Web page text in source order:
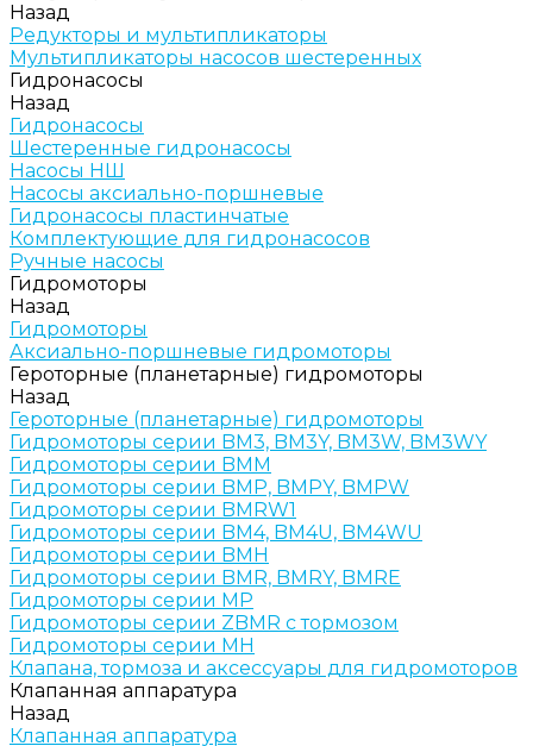
Назад
Редукторы и мультипликаторы
Мультипликаторы насосов шестеренных
Гидронасосы
Назад
Гидронасосы
Шестеренные гидронасосы
Насосы НШ
Насосы аксиально-поршневые
Гидронасосы пластинчатые
Комплектующие для гидронасосов
Ручные насосы
Гидромоторы
Назад
Гидромоторы
Аксиально-поршневые гидромоторы
Героторные (планетарные) гидромоторы
Назад
Героторные (планетарные) гидромоторы
Гидромоторы серии BM3, BM3Y, BM3W, BM3WY
Гидромоторы серии BMM
Гидромоторы серии BMP, BMPY, BMPW
Гидромоторы серии BMRW1
Гидромоторы серии BМ4, BM4U, BМ4WU
Гидромоторы серии BМH
Гидромоторы серии BМR, BMRY, BМRE
Гидромоторы серии MP
Гидромоторы серии ZBMR с тормозом
Гидромоторы серии МH
Клапана, тормоза и аксессуары для гидромоторов
Клапанная аппаратура
Назад
Клапанная аппаратура